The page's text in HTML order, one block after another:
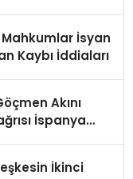
İsyan
Kaybı İddiaları
Akını
İspanya
İkinci